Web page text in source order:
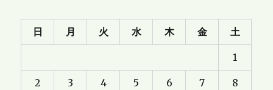
日 月 火 水 木 金 土
1
2 3 4 5 6 7 8